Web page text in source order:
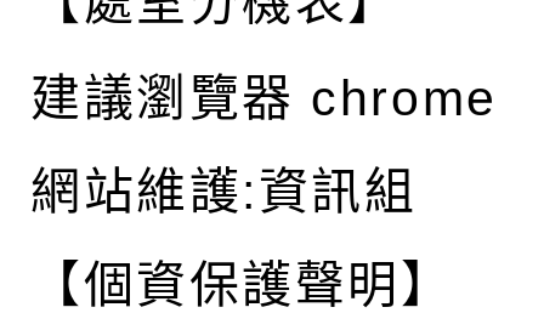
建議瀏覽器 chrome
網站維護:資訊組
【個資保護聲明】